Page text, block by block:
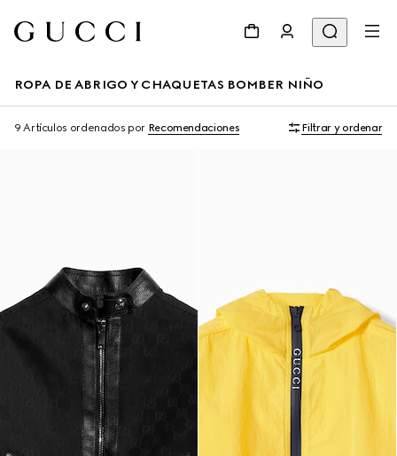
ROPA DE ABRIGO Y CHAQUETAS BOMBER NIÑO
9 Artículos ordenados por Recomendaciones Filtrar y ordenar